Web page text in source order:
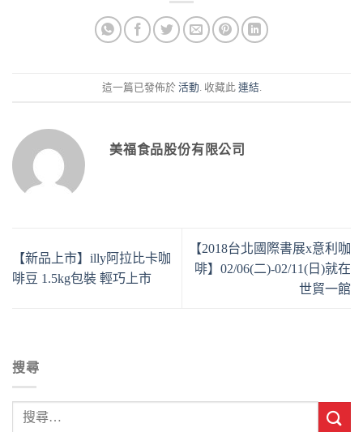
這一篇已發佈於 活動 . 收藏此 連結.
美福食品股份有限公司
【新品上市】illy阿拉比卡咖
啡豆 1.5kg包裝 輕巧上市
【2018台北國際書展x意利咖
啡】02/06(二)-02/11(日)就在
世貿一館
搜尋